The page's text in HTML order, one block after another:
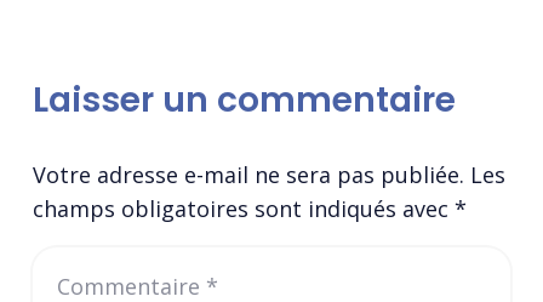
Laisser un commentaire
Votre adresse e-mail ne sera pas publiée. Les
champs obligatoires sont indiqués avec *